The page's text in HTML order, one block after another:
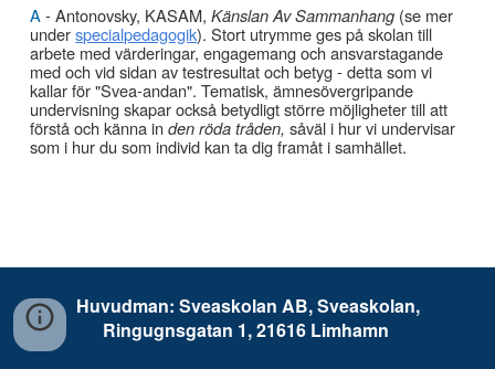
A - Antonovsky, KASAM,Känslan Av Sammanhang (se mer
underspecialpedagogik). Stort utrymme ges på skolan till
arbete med värderingar, engagemang och ansvarstagande
med och vid sidan av testresultat och betyg - detta som vi
kallar för "Svea-andan". Tematisk, ämnesövergripande
undervisning skapar också betydligt större möjligheter till att
förstå och känna inden röda tråden,såväl i hur vi undervisar
som i hur du som individ kan ta dig framåt i samhället.
Huvudman: Sveaskolan AB, Sveaskolan,
Ringugnsgatan 1, 21616 Limhamn